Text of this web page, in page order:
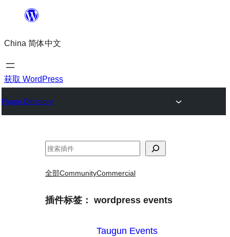
内
容
China 简体中文
获取 WordPress
Plugin Directory
搜
全部CommunityCommercial
插件标签： wordpress events
Taugun Events